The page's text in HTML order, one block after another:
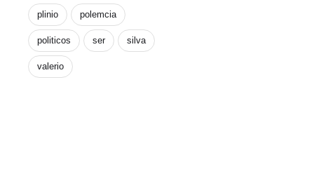
plinio polemcia
politicos ser silva
valerio